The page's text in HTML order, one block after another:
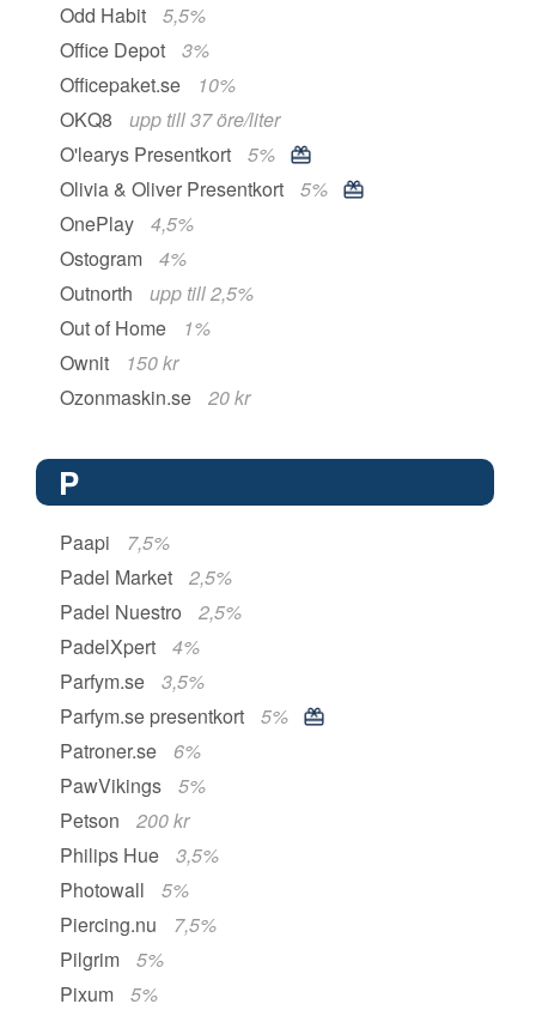
Odd Habit
5,5%
Office Depot
3%
Officepaket.se
10%
OKQ8
upp till 37 öre/liter
O'learys Presentkort
5%
Olivia & Oliver Presentkort
5%
OnePlay
4,5%
Ostogram
4%
Outnorth
upp till 2,5%
Out of Home
1%
Ownit
150 kr
Ozonmaskin.se
20 kr
P
Paapi
7,5%
Padel Market
2,5%
Padel Nuestro
2,5%
PadelXpert
4%
Parfym.se
3,5%
Parfym.se presentkort
5%
Patroner.se
6%
PawVikings
5%
Petson
200 kr
Philips Hue
3,5%
Photowall
5%
Piercing.nu
7,5%
Pilgrim
5%
Pixum
5%